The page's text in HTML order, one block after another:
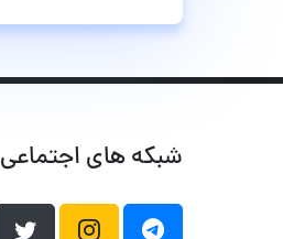
شبکه های اجتماعی